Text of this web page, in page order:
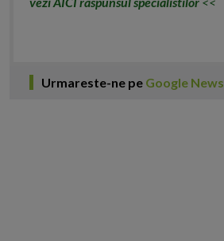
Urmareste-ne pe Google News